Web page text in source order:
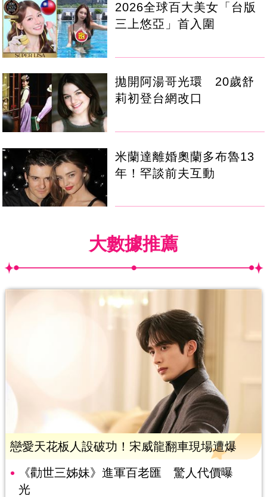
2026全球百大美女「台版
三上悠亞」首入圍
拋開阿湯哥光環 20歲舒
莉初登台網改口
米蘭達離婚奧蘭多布魯13
年！罕談前夫互動
大數據推薦
戀愛天花板人設破功！宋威龍翻車現場遭爆
《勸世三姊妹》進軍百老匯 驚人代價曝
光